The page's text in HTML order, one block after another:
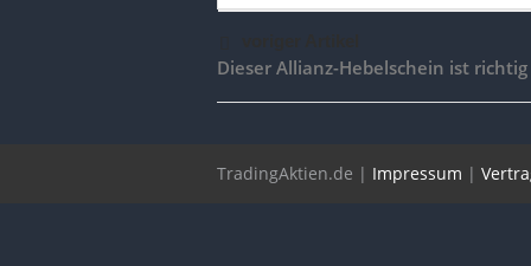
Dieser Allianz-Hebelschein ist
TradingAktien.de | Impressum |